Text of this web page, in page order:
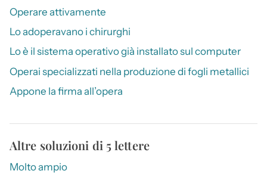
Operare attivamente
Lo adoperavano i chirurghi
Lo è il sistema operativo già installato sul computer
Operai specializzati nella produzione di fogli metallici
Appone la firma all’opera
Altre soluzioni di 5 lettere
Molto ampio